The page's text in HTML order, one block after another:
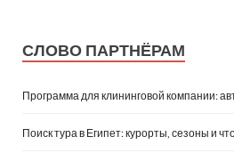
СЛОВО ПАРТНЁРАМ
Программа для клининговой компании:
Поиск тура в Египет: курорты, сезоны и